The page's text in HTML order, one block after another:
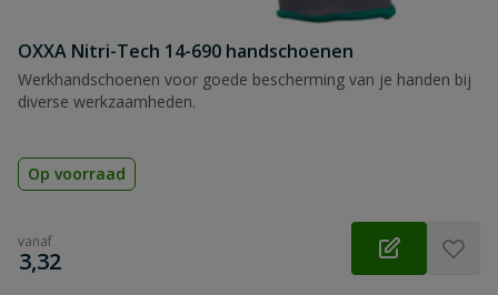
OXXA Nitri-Tech 14-690 handschoenen
Werkhandschoenen voor goede bescherming van je handen bij
diverse werkzaamheden.
Op voorraad
vanaf
€
3,32